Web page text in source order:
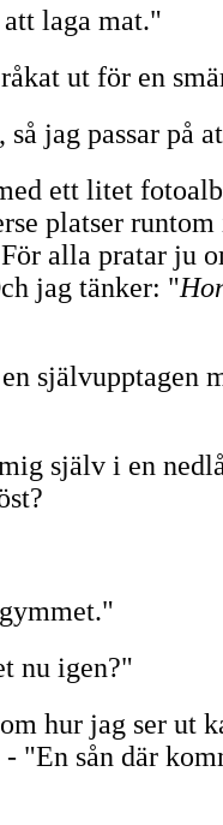
laga mat."
ut för en
så jag passar på
ett litet
platser
alla pratar ju
jag tänker: "
självupptagen
själv i en
nu igen?"
hur jag ser ut
- "En sån där